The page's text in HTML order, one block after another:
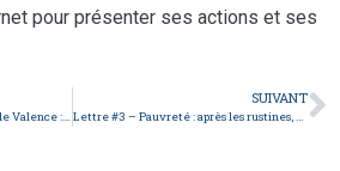
pour présenter ses actions et ses
Drame à l’agence Pôle emploi de Valence : le MNCP triste et solidaire
SUIVANT
Lettre #3 – Pauvreté : après les rustines, à quand des mesures à la hauteur ?